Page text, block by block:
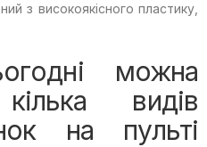
з високоякісного пластику,
можна
видів
на пульті